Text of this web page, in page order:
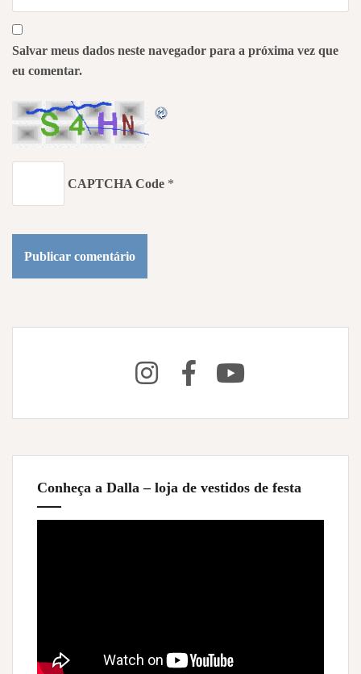
Salvar meus dados neste navegador para a próxima vez que
eu comentar.
CAPTCHA Code *
Conheça a Dalla – loja de vestidos de festa